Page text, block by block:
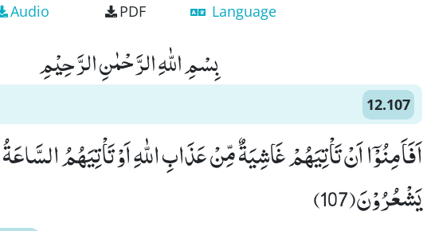
Audio PDF Language
بِسْمِ اللّٰهِ الرَّحْمٰنِ الرَّحِیْمِ
12.107
اَفَاَمِنُوْۤا اَنْ تَاْتِیَهُمْ غَاشِیَةٌ مِّنْ عَذَابِ اللّٰهِ اَوْ تَاْتِیَهُمُ
یَشْعُرُوْنَ(107)